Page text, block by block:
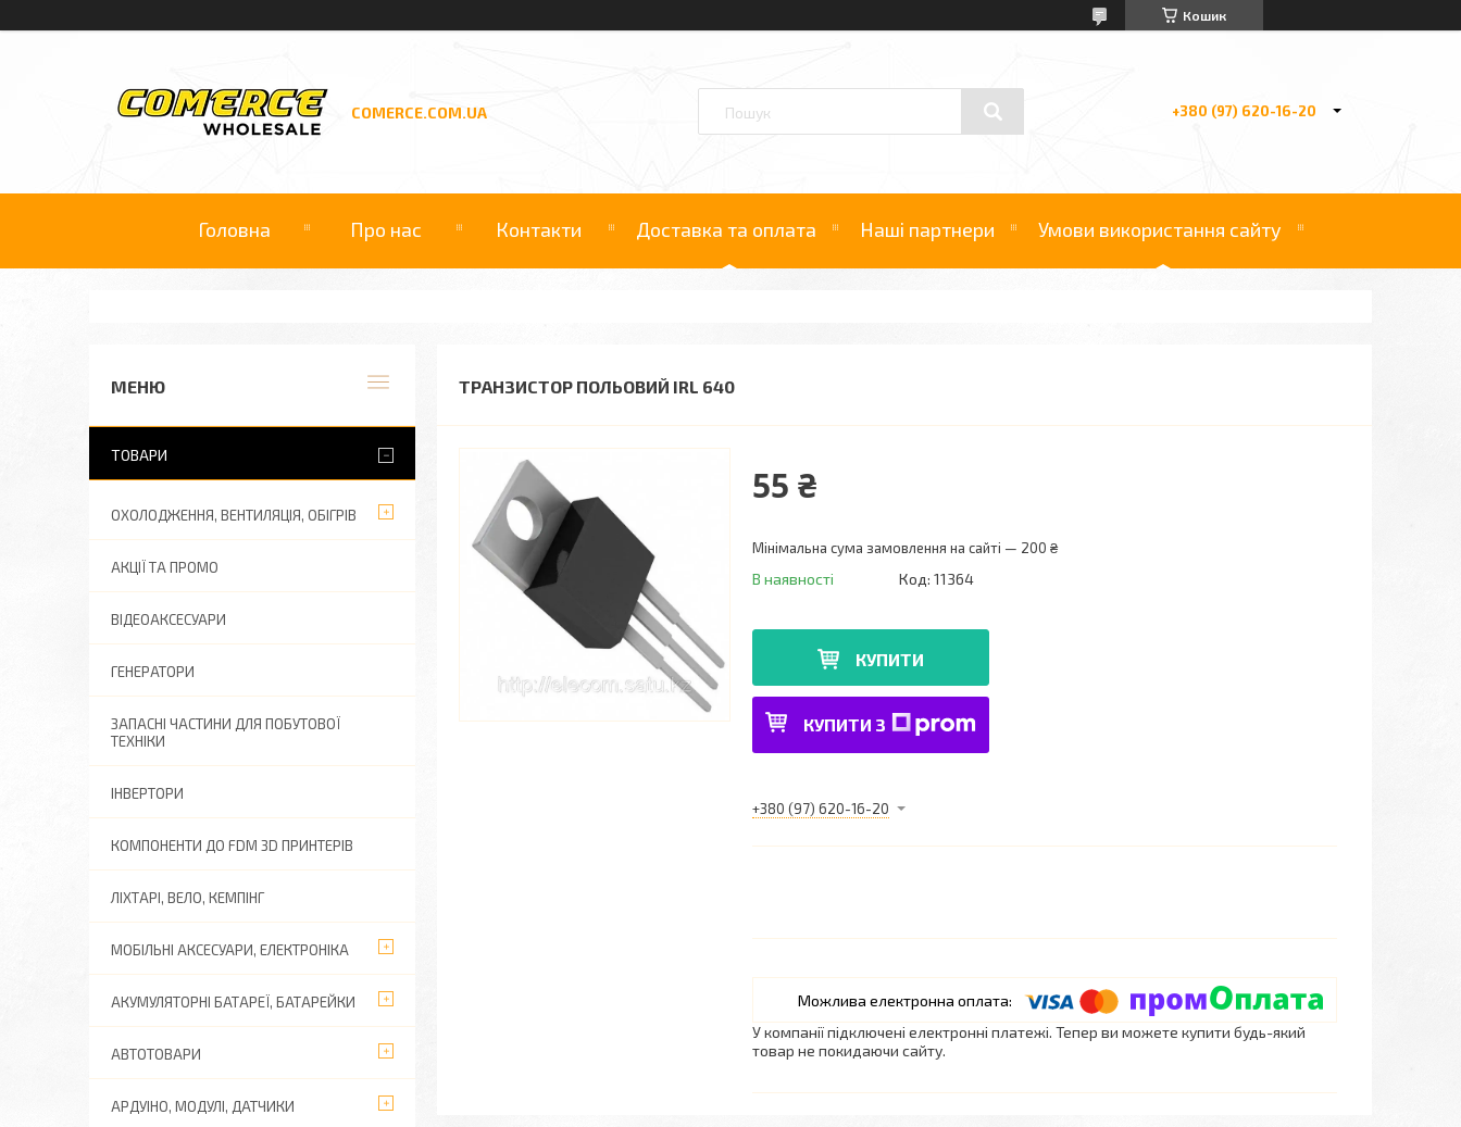
Кошик
COMERCE.COM.UA +380 (97) 620-16-20
Головна Про нас Контакти Доставка та оплата Наші партнери Умови використання сайту
ТРАНЗИСТОР ПОЛЬОВИЙ IRL 640
55 ₴
Мінімальна сума замовлення на сайті — 200 ₴
В наявності Код: 11364
КУПИТИ
КУПИТИ З
+380 (97) 620-16-20
У компанії підключені електронні платежі. Тепер ви можете купити будь-який
товар не покидаючи сайту.
ТОВАРИ
ОХОЛОДЖЕННЯ, ВЕНТИЛЯЦІЯ, ОБІГРІВ
АКЦІЇ ТА ПРОМО
ВІДЕОАКСЕСУАРИ
ГЕНЕРАТОРИ
ЗАПАСНІ ЧАСТИНИ ДЛЯ ПОБУТОВОЇ
ТЕХНІКИ
ІНВЕРТОРИ
КОМПОНЕНТИ ДО FDM 3D ПРИНТЕРІВ
ЛІХТАРІ, ВЕЛО, КЕМПІНГ
МОБІЛЬНІ АКСЕСУАРИ, ЕЛЕКТРОНІКА
АКУМУЛЯТОРНІ БАТАРЕЇ, БАТАРЕЙКИ
АВТОТОВАРИ
АРДУІНО, МОДУЛІ, ДАТЧИКИ